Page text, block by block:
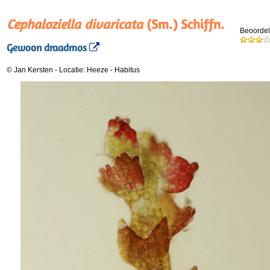
Cephaloziella divaricata(Sm.) Schiffn.
Gewoon draadmos
© Jan Kersten - Locatie: Heeze - Habitus